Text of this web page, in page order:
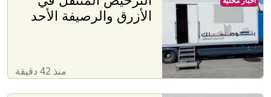
الأزرق والرصيفة الأحد
منذ 42 دقيقة